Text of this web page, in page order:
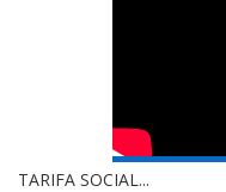
TARIFA SOCIAL...